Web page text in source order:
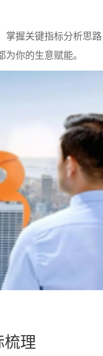
掌握关键指标分析思
你的生意赋能。
理